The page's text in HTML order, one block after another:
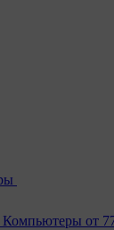
Компьютеры от